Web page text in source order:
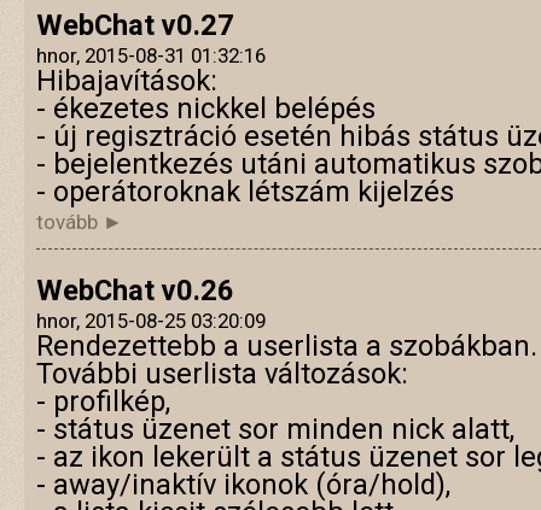
WebChat v0.27
hnor, 2015-08-31 01:32:16
Hibajavítások:
- ékezetes nickkel belépés
- új regisztráció esetén hibás státus
- bejelentkezés utáni automatikus
- operátoroknak létszám kijelzés
tovább ►
WebChat v0.26
hnor, 2015-08-25 03:20:09
Rendezettebb a userlista a szobákban.
További userlista változások:
- profilkép,
- státus üzenet sor minden nick alatt,
- az ikon lekerült a státus üzenet sor
- away/inaktív ikonok (óra/hold),